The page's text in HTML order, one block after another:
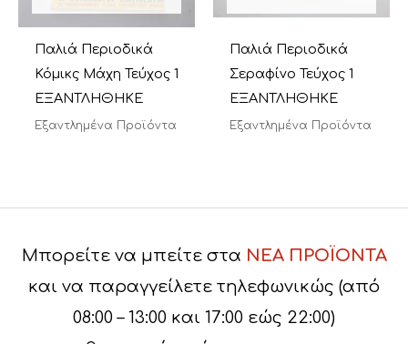
Παλιά Περιοδικά
Κόμικς Μάχη Τεύχος 1
ΕΞΑΝΤΛΗΘΗΚΕ
Εξαντλημένα Προϊόντα
Παλιά Περιοδικά
Σεραφίνο Τεύχος 1
ΕΞΑΝΤΛΗΘΗΚΕ
Εξαντλημένα Προϊόντα
Μπορείτε να μπείτε στα ΝΕΑ ΠΡΟΪΟΝΤΑ
και να παραγγείλετε τηλεφωνικώς (από
08:00 – 13:00 και 17:00 εώς 22:00)